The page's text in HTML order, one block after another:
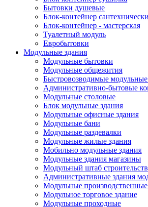
Бытовки душевые
Блок-контейнер
Блок-контейнер - мастерская
Туалетный модуль
Евробытовки
Модульные здания
Модульные бытовки
Модульные общежития
Быстровозводимые модульные
Административно-бытовые
Модульные столовые
Блок модульные здания
Модульные офисные здания
Модульные бани
Модульные раздевалки
Модульные жилые здания
Мобильно модульные здания
Модульные здания магазины
Модульный штаб
Административные здания
Модульные производственные
Модульное торговое здание
Модульные проходные